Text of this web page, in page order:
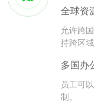
全球资
允许跨
持跨区域
多国办
员工可
制。